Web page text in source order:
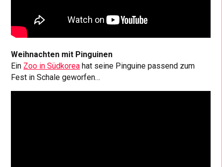
Weihnachten mit Pinguinen
Ein Zoo in Südkorea hat seine Pinguine passend zum
Fest in Schale geworfen…